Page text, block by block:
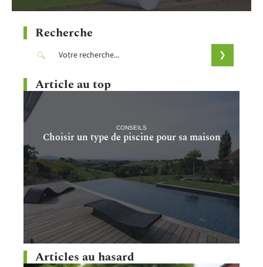
Recherche
Article au top
CONSEILS
Choisir un type de piscine pour sa maison
Articles au hasard